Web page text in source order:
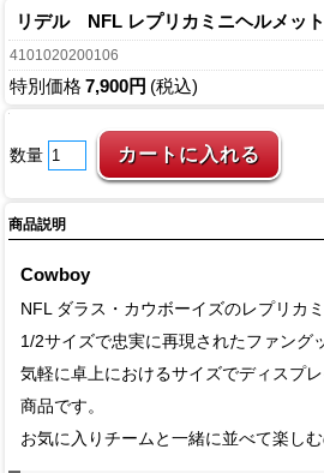
リデル NFL レプリカミニヘルメッ
4101020200106
特別価格 7,900円 (税込)
数量
商品説明
Cowboy
NFL ダラス・カウボーイズのレプリカ
1/2サイズで忠実に再現されたファング
気軽に卓上におけるサイズでディスプ
商品です。
お気に入りチームと一緒に並べて楽しむ